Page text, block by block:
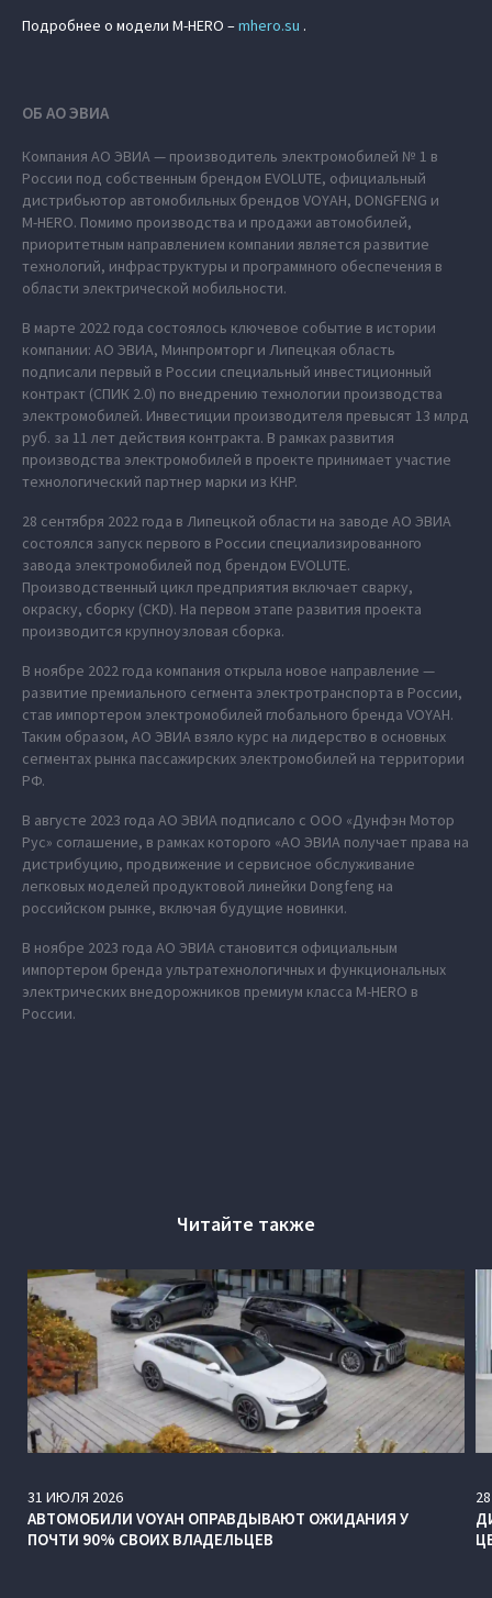
Подробнее о модели M‑HERO –mhero.su .
ОБ АО ЭВИА
Компания АО ЭВИА — производитель электромобилей № 1 в
России под собственным брендом EVOLUTE, официальный
дистрибьютор автомобильных брендов VOYAH, DONGFENG и
M‑HERO. Помимо производства и продажи автомобилей,
приоритетным направлением компании является развитие
технологий, инфраструктуры и программного обеспечения в
области электрической мобильности.
В марте 2022 года состоялось ключевое событие в истории
компании: АО ЭВИА, Минпромторг и Липецкая область
подписали первый в России специальный инвестиционный
контракт (СПИК 2.0) по внедрению технологии производства
электромобилей. Инвестиции производителя превысят 13 млрд
руб. за 11 лет действия контракта. В рамках развития
производства электромобилей в проекте принимает участие
технологический партнер марки из КНР.
28 сентября 2022 года в Липецкой области на заводе АО ЭВИА
состоялся запуск первого в России специализированного
завода электромобилей под брендом EVOLUTE.
Производственный цикл предприятия включает сварку,
окраску, сборку (CKD). На первом этапе развития проекта
производится крупноузловая сборка.
В ноябре 2022 года компания открыла новое направление —
развитие премиального сегмента электротранспорта в России,
став импортером электромобилей глобального бренда VOYAH.
Таким образом, АО ЭВИА взяло курс на лидерство в основных
сегментах рынка пассажирских электромобилей на территории
РФ.
В августе 2023 года АО ЭВИА подписало с ООО «Дунфэн Мотор
Рус» соглашение, в рамках которого «АО ЭВИА получает права на
дистрибуцию, продвижение и сервисное обслуживание
легковых моделей продуктовой линейки Dongfeng на
российском рынке, включая будущие новинки.
В ноябре 2023 года АО ЭВИА становится официальным
импортером бренда ультратехнологичных и функциональных
электрических внедорожников премиум класса M‑HERO в
России.
Читайте также
31 ИЮЛЯ 2026
АВТОМОБИЛИ VOYAH ОПРАВДЫВАЮТ ОЖИДАНИЯ У
ПОЧТИ 90% СВОИХ ВЛАДЕЛЬЦЕВ
28